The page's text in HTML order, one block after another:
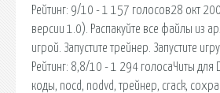
Рейтинг: 9/10 - 1 157 голосов28 окт
версии 1.0). Распакуйте все файлы из
игрой. Запустите трейнер. Запустите
Рейтинг: 8,8/10 - 1 294 голосаЧиты для
коды, nocd, nodvd, трейнер, crack,